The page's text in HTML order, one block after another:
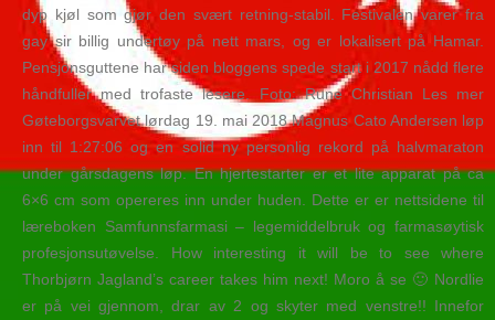
dyp kjøl som gjør den svært retning-stabil. Festivalen varer fra
gay sir billig undertøy på nett mars, og er lokalisert på Hamar.
Pensjonsguttene har siden bloggens spede start i 2017 nådd flere
håndfuller med trofaste lesere. Foto: Rune Christian Les mer
Gøteborgsvarvet lørdag 19. mai 2018 Magnus Cato Andersen løp
inn til 1:27:06 og en solid ny personlig rekord på halvmaraton
under gårsdagens løp. En hjertestarter er et lite apparat på ca
6×6 cm som opereres inn under huden. Dette er er nettsidene til
læreboken Samfunnsfarmasi – legemiddelbruk og farmasøytisk
profesjonsutøvelse. How interesting it will be to see where
Thorbjørn Jagland’s career takes him next! Moro å se 🙂 Nordlie
er på vei gjennom, drar av 2 og skyter med venstre!! Innefor